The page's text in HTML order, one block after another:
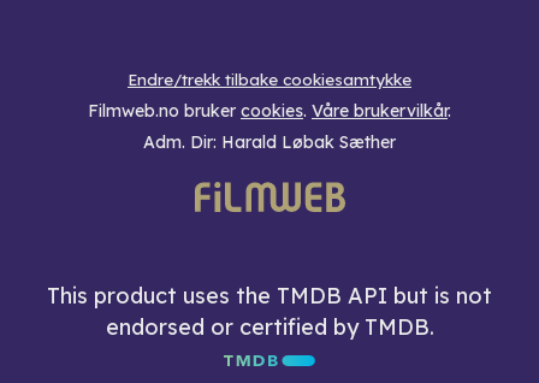
Endre/trekk tilbake cookiesamtykke
Filmweb.no bruker cookies. Våre brukervilkår.
Adm. Dir: Harald Løbak Sæther
This product uses the TMDB API but is not
endorsed or certified by TMDB.